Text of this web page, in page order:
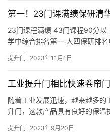
第一！23门课满绩保研清
23门课程满绩 43门课程90分以
学中综合排名第一 大四保研排
Robocup世界杯中国赛和 智能
赛中 完成7篇论文的写作 斩获美
提升门 2023年11月1日
工业提升门相比快速卷帘
随着工业发展迅速，越来越多
升门，这款产品具有良好的保
提升门 2023年9月20日